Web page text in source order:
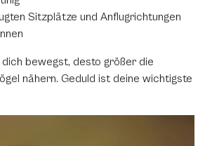
Sitzplätze und Anflugrichtungen
bewegst, desto größer die
nähern. Geduld ist deine wichtigste